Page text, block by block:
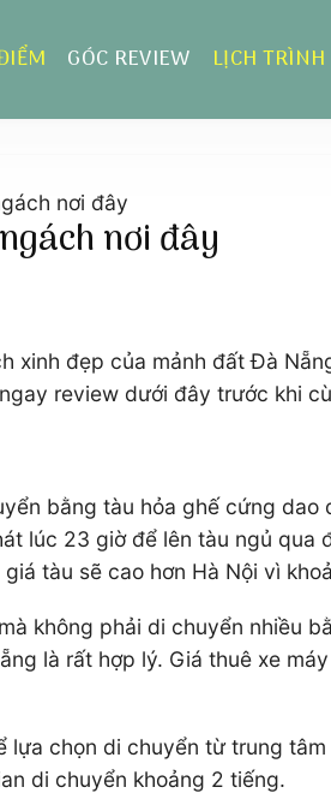
GÓC REVIEW LỊCH TRÌNH
nơi đây
nơi đây
đẹp của mảnh đất Đà
review dưới đây trước khi
bằng tàu hỏa ghế cứng
lúc 23 giờ để lên tàu ngủ qua
tàu sẽ cao hơn Hà Nội vì
không phải di chuyển nhiều
là rất hợp lý. Giá thuê xe
chọn di chuyển từ trung
di chuyển khoảng 2 tiếng.